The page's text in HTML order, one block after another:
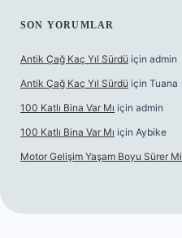
SON YORUMLAR
Antik Çağ Kaç Yıl Sürdü için admin
Antik Çağ Kaç Yıl Sürdü için Tuana
100 Katlı Bina Var Mı için admin
100 Katlı Bina Var Mı için Aybike
Motor Gelişim Yaşam Boyu Sürer Mi